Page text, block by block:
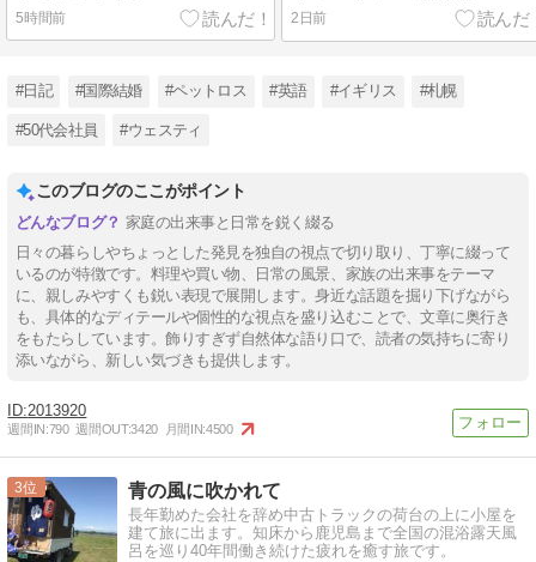
5時間前 2日前
#日記 #国際結婚 #ペットロス #英語 #イギリス #札幌
#50代会社員 #ウェスティ
このブログのここがポイント
家庭の出来事と日常を鋭く綴る
日々の暮らしやちょっとした発見を独自の視点で切り取り、丁寧に綴って
いるのが特徴です。料理や買い物、日常の風景、家族の出来事をテーマ
に、親しみやすくも鋭い表現で展開します。身近な話題を掘り下げながら
も、具体的なディテールや個性的な視点を盛り込むことで、文章に奥行き
をもたらしています。飾りすぎず自然体な語り口で、読者の気持ちに寄り
添いながら、新しい気づきも提供します。
2013920
週間IN:790 週間OUT:3420 月間IN:4500
3 青の風に吹かれて
長年勤めた会社を辞め中古トラックの荷台の上に小屋を
建て旅に出ます。知床から鹿児島まで全国の混浴露天風
呂を巡り40年間働き続けた疲れを癒す旅です。